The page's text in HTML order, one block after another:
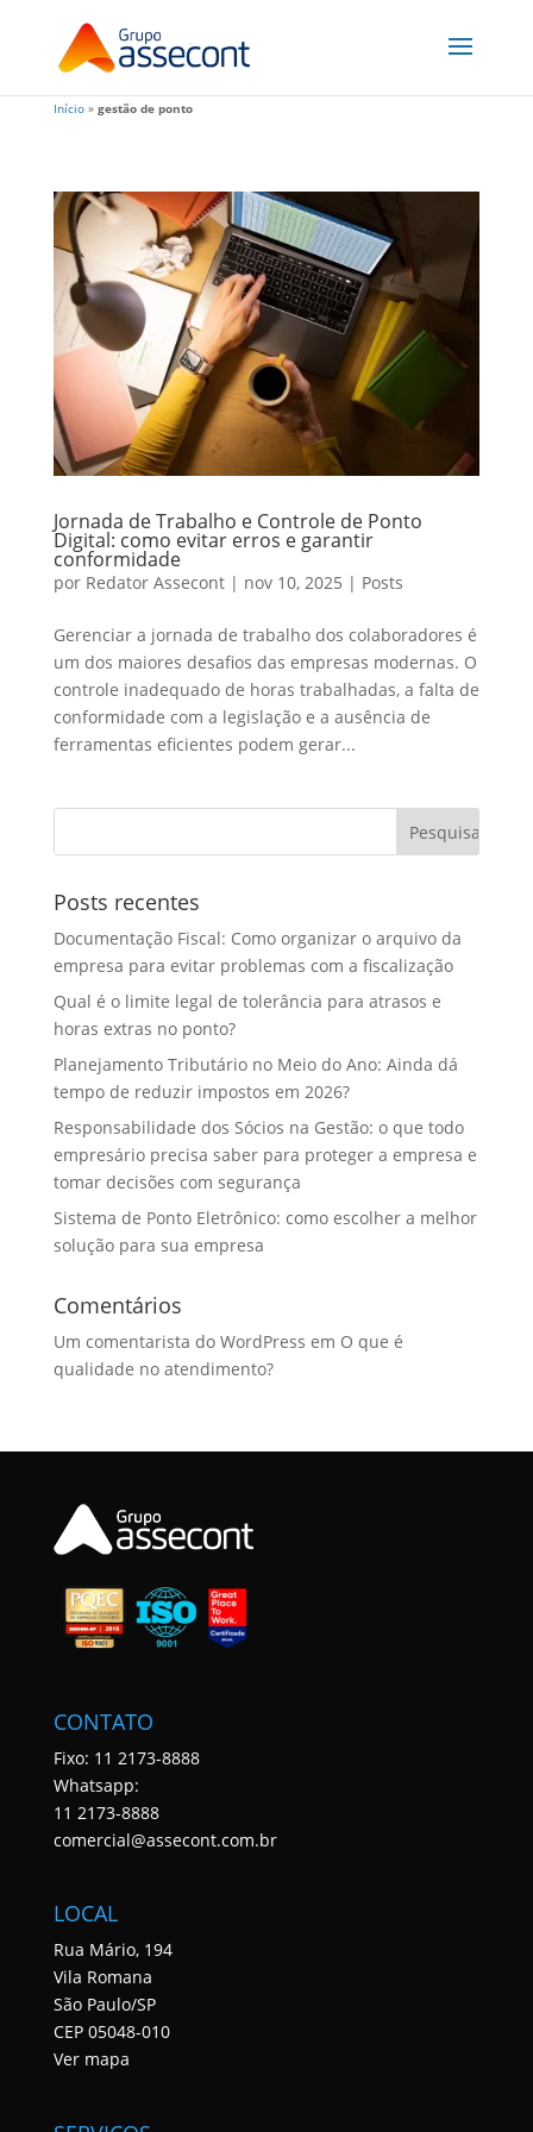
Início» gestão de ponto
Jornada de Trabalho e Controle de Ponto
Digital: como evitar erros e garantir
conformidade
por Redator Assecont| nov 10, 2025 | Posts
Gerenciar a jornada de trabalho dos colaboradores é
um dos maiores desafios das empresas modernas. O
controle inadequado de horas trabalhadas, a falta de
conformidade com a legislação e a ausência de
ferramentas eficientes podem gerar...
Posts recentes
Documentação Fiscal: Como organizar o arquivo da
empresa para evitar problemas com a fiscalização
Qual é o limite legal de tolerância para atrasos e
horas extras no ponto?
Planejamento Tributário no Meio do Ano: Ainda dá
tempo de reduzir impostos em 2026?
Responsabilidade dos Sócios na Gestão: o que todo
empresário precisa saber para proteger a empresa e
tomar decisões com segurança
Sistema de Ponto Eletrônico: como escolher a melhor
solução para sua empresa
Comentários
Um comentarista do WordPress em O que é
qualidade no atendimento?
CONTATO
Fixo: 11 2173-8888
Whatsapp:
11 2173-8888
comercial@assecont.com.br
LOCAL
Rua Mário, 194
Vila Romana
São Paulo/SP
CEP 05048-010
Ver mapa